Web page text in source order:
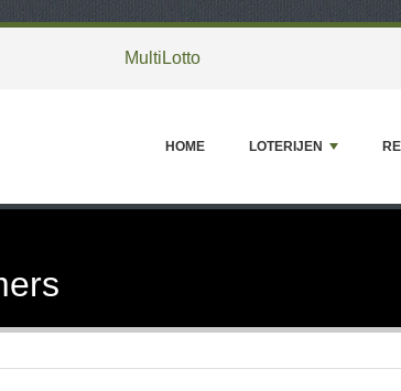
MultiLotto
HOME LOTERIJEN